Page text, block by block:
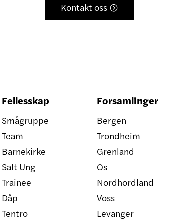
Kontakt oss 
Fellesskap
Smågruppe
Team
Barnekirke
Salt Ung
Trainee
Dåp
Tentro
Forsamlinger
Bergen
Trondheim
Grenland
Os
Nordhordland
Voss
Levanger